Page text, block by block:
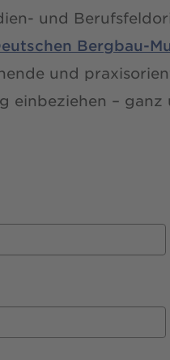
und
Bergbau-
und
einbeziehen – ganz